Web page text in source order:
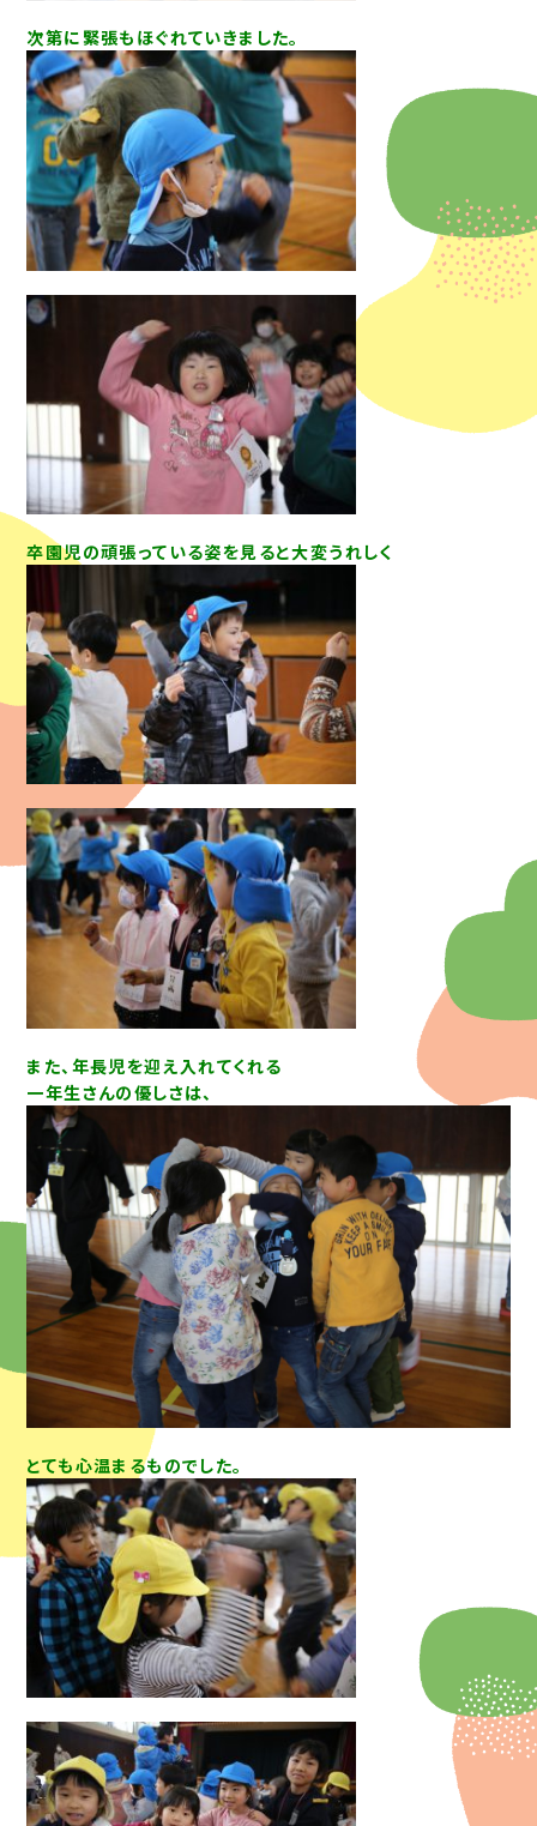
次第に緊張もほぐれていきました。
卒園児の頑張っている姿を見ると大変うれしく
また、年長児を迎え入れてくれる
一年生さんの優しさは、
とても心温まるものでした。